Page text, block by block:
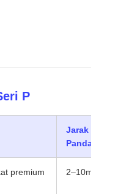
P
Jarak
Pandang
premium 2–10m